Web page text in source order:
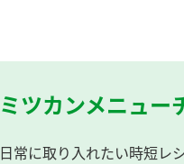
ミツカンメニュー
日常に取り入れたい時短レ